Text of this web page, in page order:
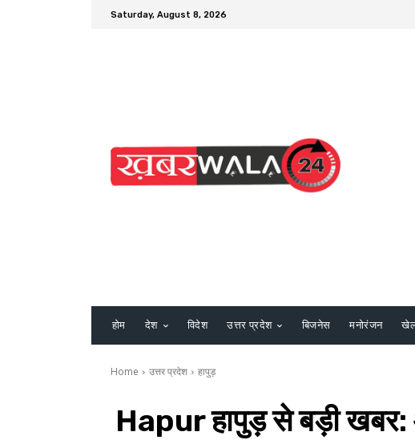
Saturday, August 8, 2026
होम देश विदेश उत्तर प्रदेश बिजनेस मनोरंजन
Home उत्तर प्रदेश हापुड़
Hapur हापुड़ से बड़ी खबर: